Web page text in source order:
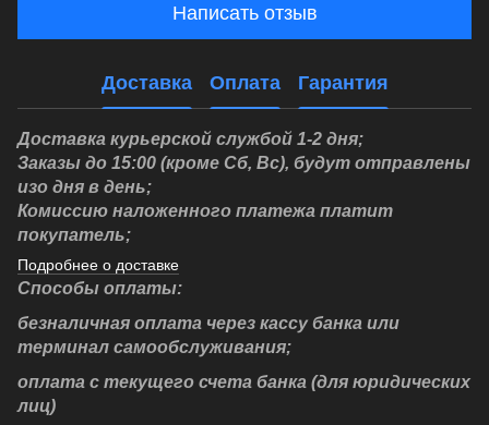
Написать отзыв
Доставка Оплата Гарантия
Доставка курьерской службой 1-2 дня;
Заказы до 15:00 (кроме Сб, Вс), будут отправлены
изо дня в день;
Комиссию наложенного платежа платит
покупатель;
Подробнее о доставке
Способы оплаты:
безналичная оплата через кассу банка или
терминал самообслуживания;
оплата с текущего счета банка (для юридических
лиц)